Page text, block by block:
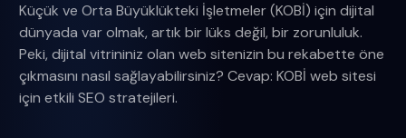
Küçük ve Orta Büyüklükteki İşletmeler (KOBİ) için dijital
dünyada var olmak, artık bir lüks değil, bir zorunluluk.
Peki, dijital vitrininiz olan web sitenizin bu rekabette öne
çıkmasını nasıl sağlayabilirsiniz? Cevap: KOBİ web sitesi
için etkili SEO stratejileri.